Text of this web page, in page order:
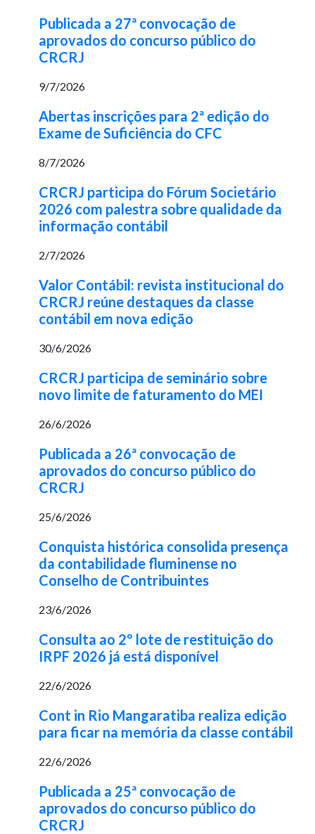
Publicada a 27ª convocação de
aprovados do concurso público do
CRCRJ
9/7/2026
Abertas inscrições para 2ª edição do
Exame de Suficiência do CFC
8/7/2026
CRCRJ participa do Fórum Societário
2026 com palestra sobre qualidade da
informação contábil
2/7/2026
Valor Contábil: revista institucional do
CRCRJ reúne destaques da classe
contábil em nova edição
30/6/2026
CRCRJ participa de seminário sobre
novo limite de faturamento do MEI
26/6/2026
Publicada a 26ª convocação de
aprovados do concurso público do
CRCRJ
25/6/2026
Conquista histórica consolida presença
da contabilidade fluminense no
Conselho de Contribuintes
23/6/2026
Consulta ao 2º lote de restituição do
IRPF 2026 já está disponível
22/6/2026
Cont in Rio Mangaratiba realiza edição
para ficar na memória da classe contábil
22/6/2026
Publicada a 25ª convocação de
aprovados do concurso público do
CRCRJ